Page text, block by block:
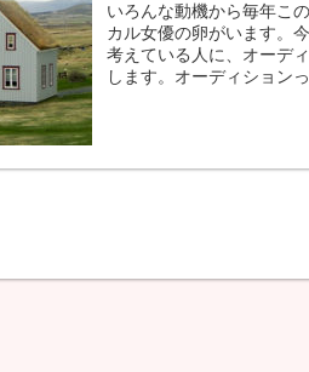
いろんな動機から毎年こ
カル女優の卵がいます。
考えている人に、オーデ
します。オーディション